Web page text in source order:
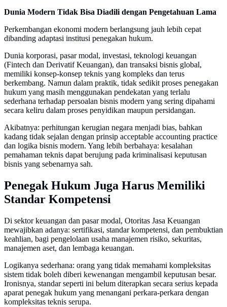
Dunia Modern Tidak Bisa Diadili dengan Pengetahuan Lama
Perkembangan ekonomi modern berlangsung jauh lebih cepat
dibanding adaptasi institusi penegakan hukum.
Dunia korporasi, pasar modal, investasi, teknologi keuangan
(Fintech dan Derivatif Keuangan), dan transaksi bisnis global,
memiliki konsep-konsep teknis yang kompleks dan terus
berkembang. Namun dalam praktik, tidak sedikit proses penegakan
hukum yang masih menggunakan pendekatan yang terlalu
sederhana terhadap persoalan bisnis modern yang sering dipahami
secara keliru dalam proses penyidikan maupun persidangan.
Akibatnya: perhitungan kerugian negara menjadi bias, bahkan
kadang tidak sejalan dengan prinsip acceptable accounting practice
dan logika bisnis modern. Yang lebih berbahaya: kesalahan
pemahaman teknis dapat berujung pada kriminalisasi keputusan
bisnis yang sebenarnya sah.
Penegak Hukum Juga Harus Memiliki
Standar Kompetensi
Di sektor keuangan dan pasar modal, Otoritas Jasa Keuangan
mewajibkan adanya: sertifikasi, standar kompetensi, dan pembuktian
keahlian, bagi pengelolaan usaha manajemen risiko, sekuritas,
manajemen aset, dan lembaga keuangan.
Logikanya sederhana: orang yang tidak memahami kompleksitas
sistem tidak boleh diberi kewenangan mengambil keputusan besar.
Ironisnya, standar seperti ini belum diterapkan secara serius kepada
aparat penegak hukum yang menangani perkara-perkara dengan
kompleksitas teknis serupa.